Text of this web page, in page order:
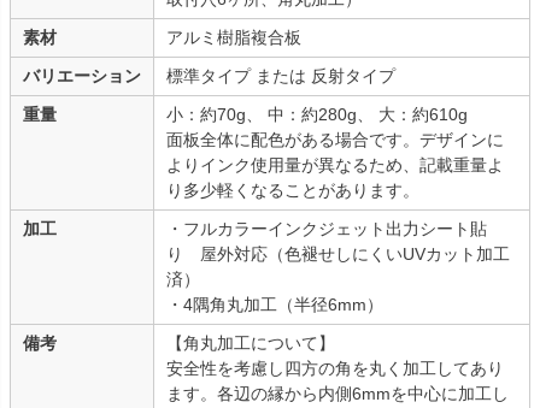
素材
アルミ樹脂複合板
バリエーション
標準タイプ または 反射タイプ
重量
小：約70g、 中：約280g、 大：約610g
面板全体に配色がある場合です。デザインに
よりインク使用量が異なるため、記載重量よ
り多少軽くなることがあります。
加工
・フルカラーインクジェット出力シート貼
り 屋外対応（色褪せしにくいUVカット加工
済）
・4隅角丸加工（半径6mm）
備考
【角丸加工について】
安全性を考慮し四方の角を丸く加工してあり
ます。各辺の縁から内側6mmを中心に加工し